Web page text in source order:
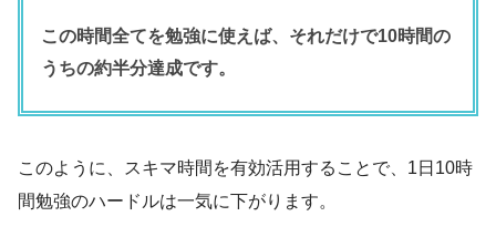
この時間全てを勉強に使えば、それだけで10時間の
うちの約半分達成です。
このように、スキマ時間を有効活用することで、1日10時
間勉強のハードルは一気に下がります。